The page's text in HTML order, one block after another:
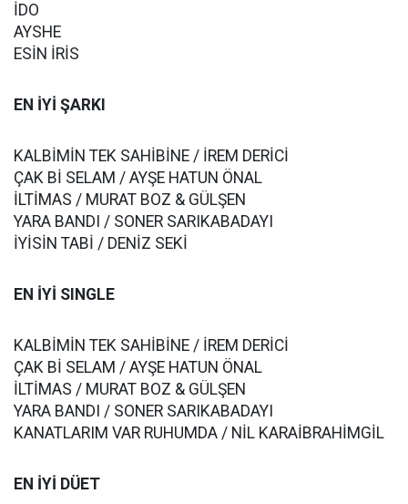
İDO
AYSHE
ESİN İRİS
EN İYİ ŞARKI
KALBİMİN TEK SAHİBİNE / İREM DERİCİ
ÇAK Bİ SELAM / AYŞE HATUN ÖNAL
İLTİMAS / MURAT BOZ & GÜLŞEN
YARA BANDI / SONER SARIKABADAYI
İYİSİN TABİ / DENİZ SEKİ
EN İYİ SINGLE
KALBİMİN TEK SAHİBİNE / İREM DERİCİ
ÇAK Bİ SELAM / AYŞE HATUN ÖNAL
İLTİMAS / MURAT BOZ & GÜLŞEN
YARA BANDI / SONER SARIKABADAYI
KANATLARIM VAR RUHUMDA / NİL KARAİBRAHİMGİL
EN İYİ DÜET